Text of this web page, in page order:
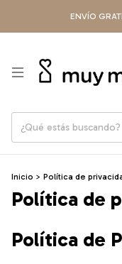
ENVÍO
Inicio > Política de
Política de
Política de